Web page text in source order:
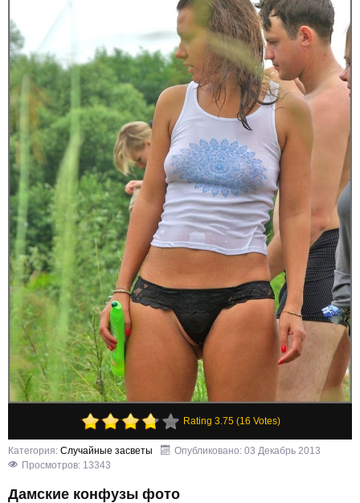
Rating 3.75 (16 Votes)
Категория: Случайные засветы
Опубликовано: 03 Декабрь 2013
Просмотров: 13343
Дамские конфузы фото